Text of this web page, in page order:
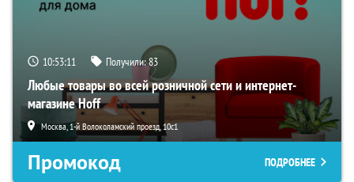
10:53:10 Получили:83
Любые товары во всей розничной сети и интернет-
магазине Hoff
Москва, 1-й Волоколамский проезд, 10с1
Промокод ПОДРОБНЕЕ